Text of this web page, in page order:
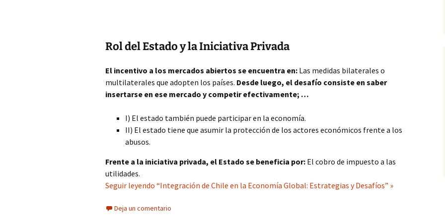
Rol del Estado y la Iniciativa Privada
El incentivo a los mercados abiertos se encuentra en: Las medidas bilaterales o
multilaterales que adopten los países. Desde luego, el desafío consiste en saber
insertarse en ese mercado y competir efectivamente; …
I) El estado también puede participar en la economía.
II) El estado tiene que asumir la protección de los actores económicos frente a los
abusos.
Frente a la iniciativa privada, el Estado se beneficia por: El cobro de impuesto a las
utilidades.
Seguir leyendo “Integración de Chile en la Economía Global: Estrategias y Desafíos” »
Deja un comentario